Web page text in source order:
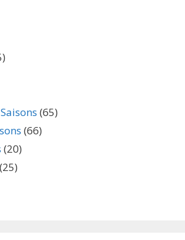
(65)
(66)
(20)
(25)